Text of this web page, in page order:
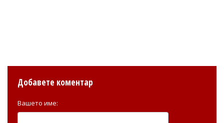
Добавете коментар
Вашето име: